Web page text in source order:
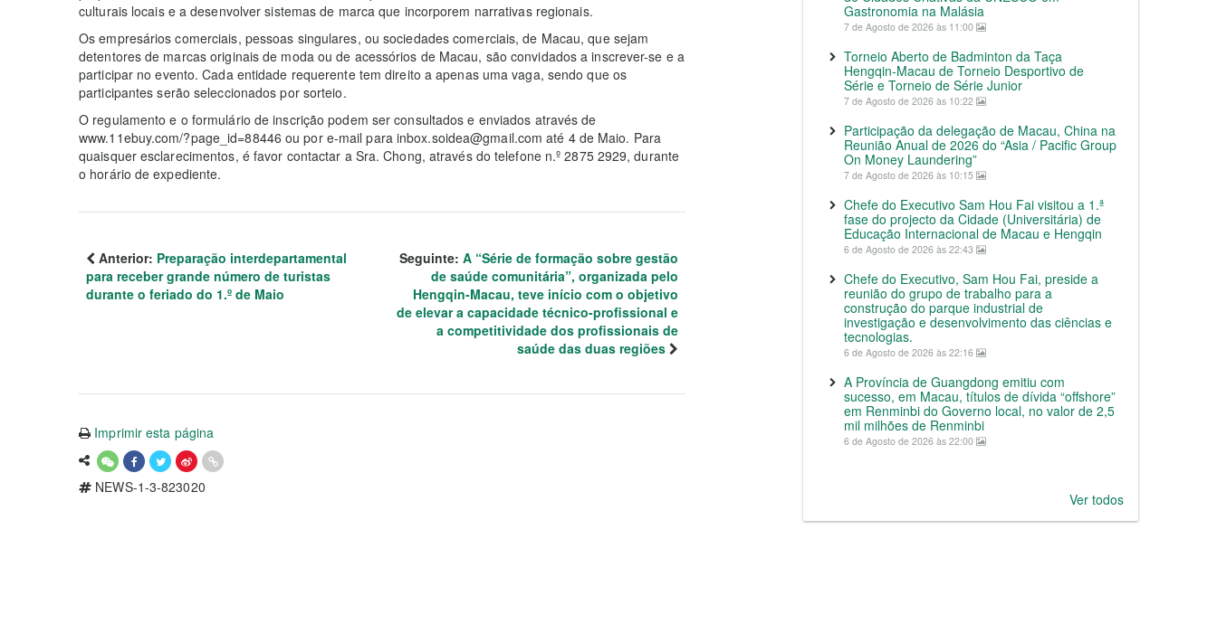
culturais locais e a desenvolver sistemas de marca que incorporem narrativas regionais.
Os empresários comerciais, pessoas singulares, ou sociedades comerciais, de Macau, que sejam
detentores de marcas originais de moda ou de acessórios de Macau, são convidados a inscrever-se e a
participar no evento. Cada entidade requerente tem direito a apenas uma vaga, sendo que os
participantes serão seleccionados por sorteio.
O regulamento e o formulário de inscrição podem ser consultados e enviados através de
www.11ebuy.com/?page_id=88446 ou por e-mail para inbox.soidea@gmail.com até 4 de Maio. Para
quaisquer esclarecimentos, é favor contactar a Sra. Chong, através do telefone n.º 2875 2929, durante
o horário de expediente.
Anterior: Preparação interdepartamental
para receber grande número de turistas
durante o feriado do 1.º de Maio
Seguinte: A “Série de formação sobre gestão
de saúde comunitária”, organizada pelo
Hengqin-Macau, teve início com o objetivo
de elevar a capacidade técnico-profissional e
a competitividade dos profissionais de
saúde das duas regiões
Imprimir esta página
NEWS-1-3-823020
Gastronomia na Malásia
7 de Agosto de 2026 às 11:00
Torneio Aberto de Badminton da Taça
Hengqin-Macau de Torneio Desportivo de
Série e Torneio de Série Junior
7 de Agosto de 2026 às 10:22
Participação da delegação de Macau, China na
Reunião Anual de 2026 do “Asia / Pacific Group
On Money Laundering”
7 de Agosto de 2026 às 10:15
Chefe do Executivo Sam Hou Fai visitou a 1.ª
fase do projecto da Cidade (Universitária) de
Educação Internacional de Macau e Hengqin
6 de Agosto de 2026 às 22:43
Chefe do Executivo, Sam Hou Fai, preside a
reunião do grupo de trabalho para a
construção do parque industrial de
investigação e desenvolvimento das ciências e
tecnologias.
6 de Agosto de 2026 às 22:16
A Província de Guangdong emitiu com
sucesso, em Macau, títulos de dívida “offshore”
em Renminbi do Governo local, no valor de 2,5
mil milhões de Renminbi
6 de Agosto de 2026 às 22:00
Ver todos